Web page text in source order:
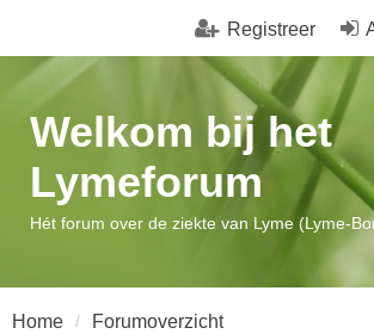
Registreer
Welkom bij het
Lymeforum
Hét forum over de ziekte van Lyme (Lyme-
Home Forumoverzicht